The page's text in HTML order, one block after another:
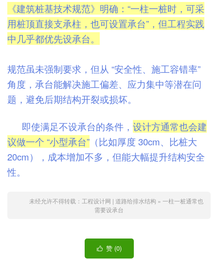
《建筑桩基技术规范》明确：“一柱一桩时，可采
用桩顶直接支承柱，也可设置承台”，但工程实践
中几乎都优先设承台。
规范虽未强制要求，但从 “安全性、施工容错率”
角度，承台能解决施工偏差、应力集中等潜在问
题，避免后期结构开裂或损坏。
即使满足不设承台的条件， 设计方通常也会建
议做一个 “小型承台” （比如厚度 30cm、比桩大
20cm），成本增加不多，但能大幅提升结构安全
性。
未经允许不得转载： 工程设计网 | 道路给排水结构 » 一柱一桩通常也
需要设承台
 赞 (0)